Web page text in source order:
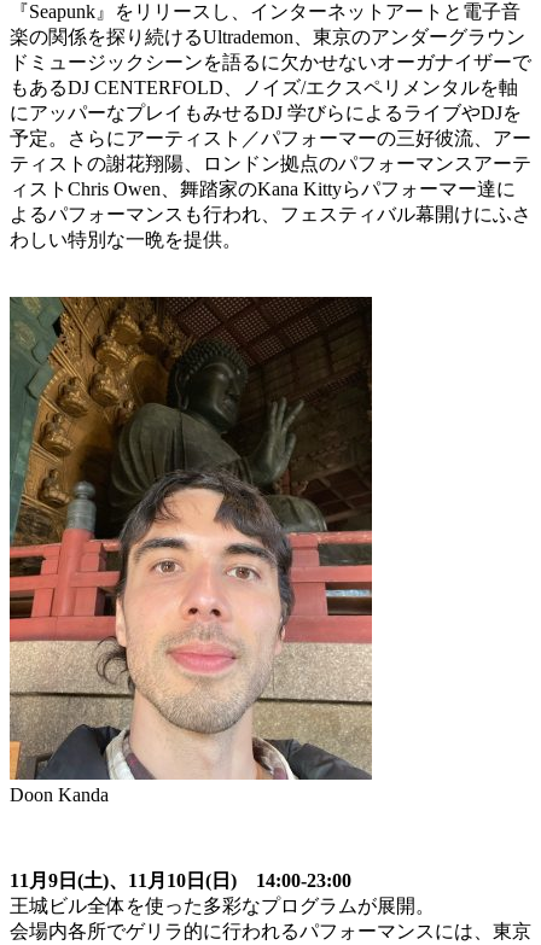
『Seapunk』をリリースし、インターネットアートと電子音
楽の関係を探り続けるUltrademon、東京のアンダーグラウン
ドミュージックシーンを語るに欠かせないオーガナイザーで
もあるDJ CENTERFOLD、ノイズ/エクスペリメンタルを軸
にアッパーなプレイもみせるDJ 学びらによるライブやDJを
予定。さらにアーティスト／パフォーマーの三好彼流、アー
ティストの謝花翔陽、ロンドン拠点のパフォーマンスアーテ
ィストChris Owen、舞踏家のKana Kittyらパフォーマー達に
よるパフォーマンスも行われ、フェスティバル幕開けにふさ
わしい特別な一晩を提供。
Doon Kanda
11月9日(土)、11月10日(日) 14:00-23:00
王城ビル全体を使った多彩なプログラムが展開。
会場内各所でゲリラ的に行われるパフォーマンスには、東京